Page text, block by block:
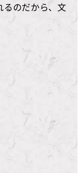
るのだから、文